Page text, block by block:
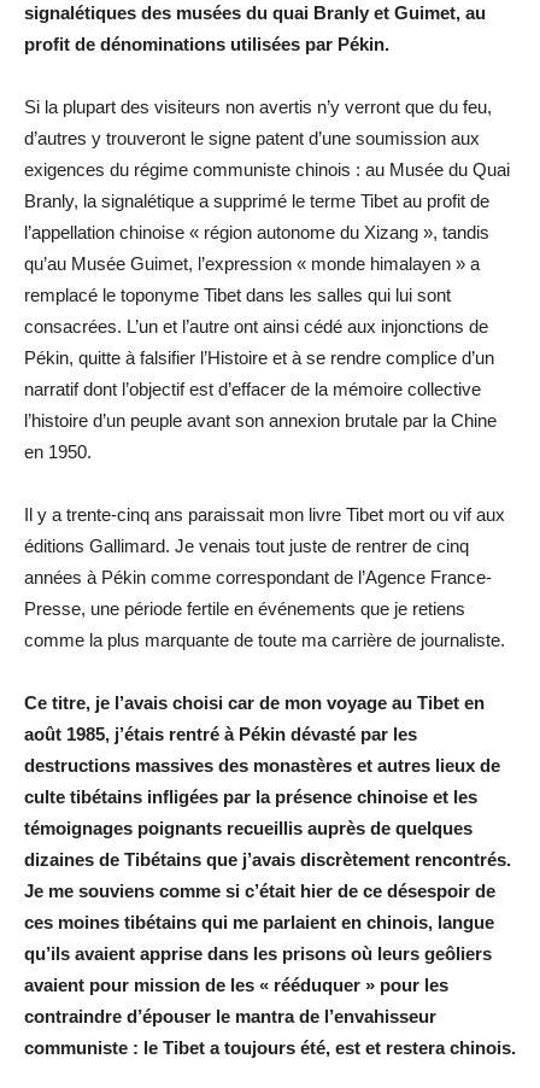
signalétiques des musées du quai Branly et Guimet, au
profit de dénominations utilisées par Pékin.
Si la plupart des visiteurs non avertis n’y verront que du feu,
d’autres y trouveront le signe patent d’une soumission aux
exigences du régime communiste chinois : au Musée du Quai
Branly, la signalétique a supprimé le terme Tibet au profit de
l’appellation chinoise « région autonome du Xizang », tandis
qu’au Musée Guimet, l’expression « monde himalayen » a
remplacé le toponyme Tibet dans les salles qui lui sont
consacrées. L’un et l’autre ont ainsi cédé aux injonctions de
Pékin, quitte à falsifier l’Histoire et à se rendre complice d’un
narratif dont l’objectif est d’effacer de la mémoire collective
l’histoire d’un peuple avant son annexion brutale par la Chine
en 1950.
Il y a trente-cinq ans paraissait mon livre Tibet mort ou vif aux
éditions Gallimard. Je venais tout juste de rentrer de cinq
années à Pékin comme correspondant de l’Agence France-
Presse, une période fertile en événements que je retiens
comme la plus marquante de toute ma carrière de journaliste.
Ce titre, je l’avais choisi car de mon voyage au Tibet en
août 1985, j’étais rentré à Pékin dévasté par les
destructions massives des monastères et autres lieux de
culte tibétains infligées par la présence chinoise et les
témoignages poignants recueillis auprès de quelques
dizaines de Tibétains que j’avais discrètement rencontrés.
Je me souviens comme si c’était hier de ce désespoir de
ces moines tibétains qui me parlaient en chinois, langue
qu’ils avaient apprise dans les prisons où leurs geôliers
avaient pour mission de les « rééduquer » pour les
contraindre d’épouser le mantra de l’envahisseur
communiste : le Tibet a toujours été, est et restera chinois.